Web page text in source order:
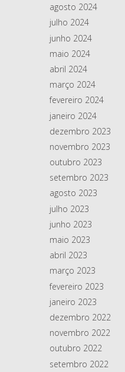
agosto 2024
julho 2024
junho 2024
maio 2024
abril 2024
março 2024
fevereiro 2024
janeiro 2024
dezembro 2023
novembro 2023
outubro 2023
setembro 2023
agosto 2023
julho 2023
junho 2023
maio 2023
abril 2023
março 2023
fevereiro 2023
janeiro 2023
dezembro 2022
novembro 2022
outubro 2022
setembro 2022